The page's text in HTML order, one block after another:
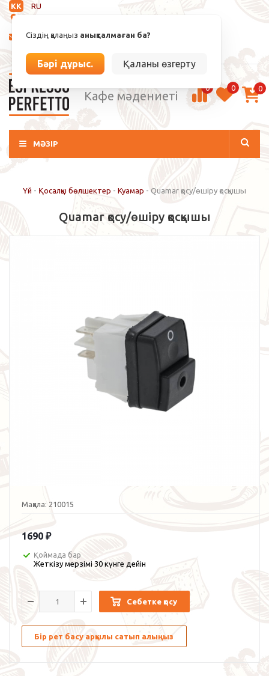
KK
RU
Сіздің қалаңыз анықталмаған ба?
Бәрі дұрыс. Қаланы өзгерту
info@espressoperfetto.kz
Кафе мәдениеті
0 0 0
МӘЗІР
Үй - Қосалқы бөлшектер - Куамар - Quamar қосу/өшіру қосқышы
Quamar қосу/өшіру қосқышы
Мақала: 210015
1690 ₽
Қоймада бар
Жеткізу мерзімі 30 күнге дейін
Себетке қосу
Бір рет басу арқылы сатып алыңыз